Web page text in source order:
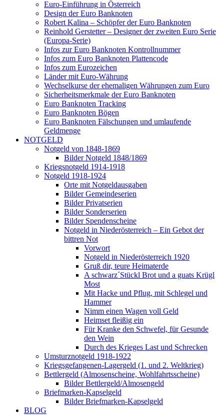
Euro-Einführung in Österreich
Design der Euro Banknoten
Robert Kalina – Schöpfer der Euro Banknoten
Reinhold Gerstetter – Designer der zweiten Euro Serie
(Europa-Serie)
Infos zur Euro Banknoten Kontrollnummer
Infos zum Euro Banknoten Plattencode
Infos zum Eurozeichen
Länder mit Euro-Währung
Wechselkurse der ehemaligen Währungen zum Euro
Sicherheitsmerkmale der Euro Banknoten
Euro Banknoten Tracking
Euro Banknoten Bögen
Euro Banknoten Fälschungen und umlaufende
Geldmenge
NOTGELD
Notgeld von 1848-1869
Bilder Notgeld 1848/1869
Kriegsnotgeld 1914-1918
Notgeld 1918-1924
Orte mit Notgeldausgaben
Bilder Gemeindeserien
Bilder Privatserien
Bilder Sonderserien
Bilder Spendenscheine
Notgeld in Niederösterreich – Ein Gebot der
bittren Not
Vorwort
Notgeld in Niederösterreich 1920
Gruß dir, teure Heimaterde
A schwarz´Stückl Brot und a guats Krügl
Most
Mit Hacke und Pflug, mit Schlegel und
Hammer
Nimm einen Wagen voll Geld
Heimset fleißig ein
Für Kranke den Schwefel, für Gesunde
den Wein
Durch des Krieges Last und Schrecken
Umsturznotgeld 1918-1922
Kriegsgefangenen-Lagergeld (1. und 2. Weltkrieg)
Bettlergeld (Almosenscheine, Wohlfahrtsscheine)
Bilder Bettlergeld/Almosengeld
Briefmarken-Kapselgeld
Bilder Briefmarken-Kapselgeld
BLOG